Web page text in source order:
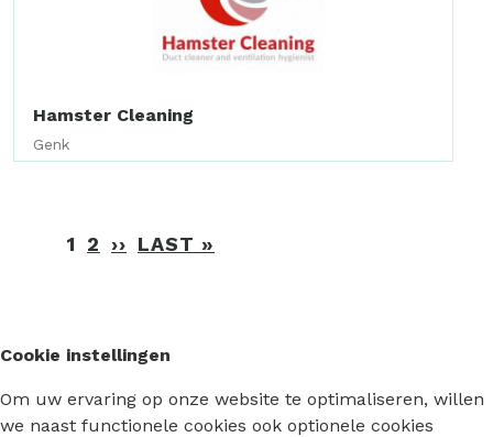
Hamster Cleaning
Genk
Paginering
1 2 ›› VOLGENDE
LAST »
Cookie instellingen
Om uw ervaring op onze website te optimaliseren, willen
we naast functionele cookies ook optionele cookies